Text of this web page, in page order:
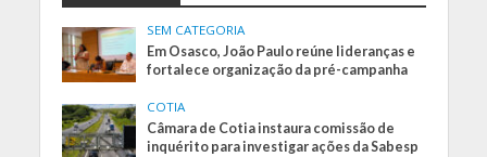
SEM CATEGORIA
Em Osasco, João Paulo reúne lideranças e
fortalece organização da pré-campanha
COTIA
Câmara de Cotia instaura comissão de
inquérito para investigar ações da Sabesp